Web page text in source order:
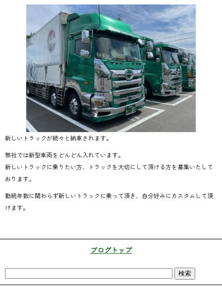
新しいトラックが続々と納車されます。
弊社では新型車両をどんどん入れています。
新しいトラックに乗りたい方、トラックを大切にして頂ける方を募集いたして
おります。
勤続年数に関わらず新しいトラックに乗って頂き、自分好みにカスタムして頂
けます。
ブログトップ